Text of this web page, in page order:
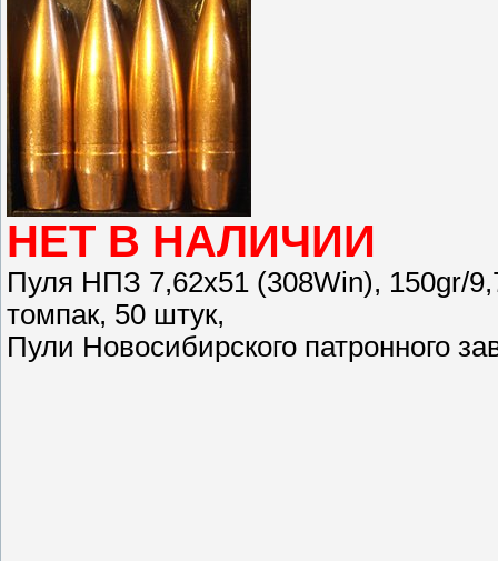
НЕТ В НАЛИЧИИ
Пуля НПЗ 7,62х51 (308Win), 150gr/
томпак, 50 штук,
Пули Новосибирского патронного